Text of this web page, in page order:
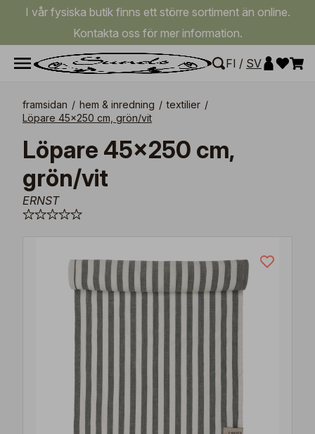
I vår fysiska butik finns ett större sortiment än online.
Kontakta oss för mer information.
FI / SV
framsidan / hem & inredning / textilier /
Löpare 45x250 cm, grön/vit
Löpare 45x250 cm,
grön/vit
ERNST